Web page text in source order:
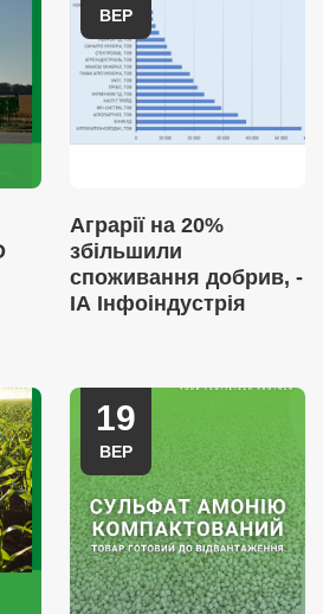
ВЕР
Аграрії на 20%
збільшили
споживання добрив, -
ІА Інфоіндустрія
19
ВЕР